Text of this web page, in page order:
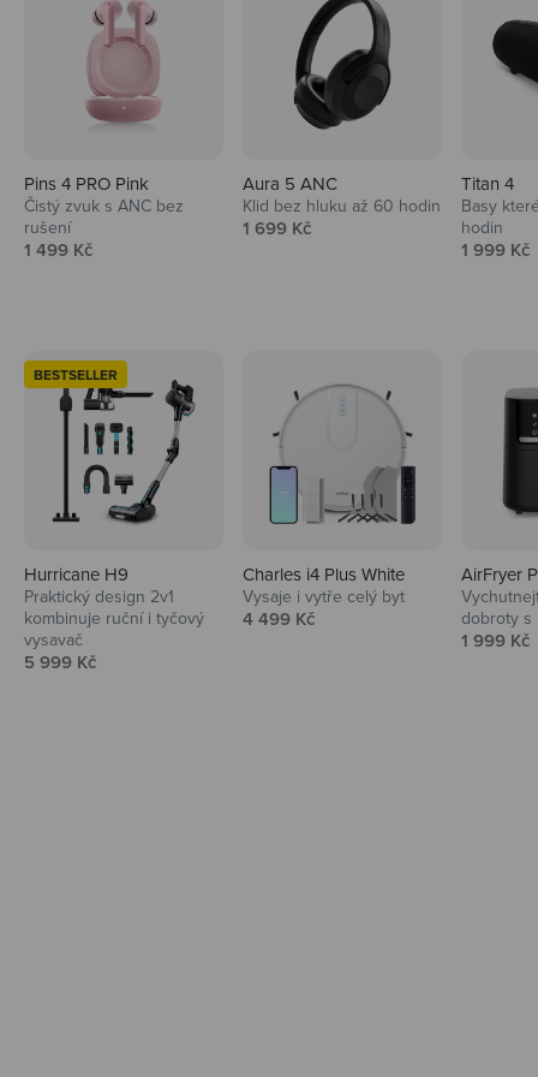
Pins 4 PRO Pink
Čistý zvuk s ANC bez
rušení
Prodejní cena
1 499 Kč
Aura 5 ANC
Klid bez hluku až 60 hodin
Prodejní cena
1 699 Kč
Titan 4
Basy
hodin
Prodejní
1 999 Kč
BESTSELLER
Hurricane H9
Praktický design 2v1
kombinuje ruční i tyčový
vysavač
Prodejní cena
5 999 Kč
Charles i4 Plus White
Vysaje i vytře celý byt
Prodejní cena
4 499 Kč
AirFryer
dobroty s
Prodejní
1 999 Kč
Audio
Niceboy sluchátka a repráky ti padnou
do noty.